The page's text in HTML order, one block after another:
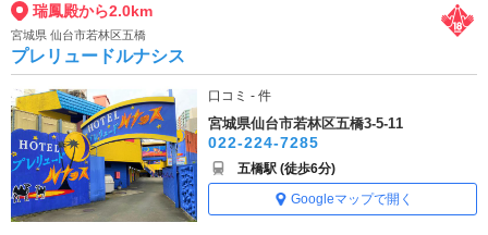
瑞鳳殿から2.0km
宮城県 仙台市若林区五橋
プレリュードルナシス
口コミ - 件
宮城県仙台市若林区五橋3-5-11
022-224-7285
五橋駅 (徒歩6分)
Googleマップで開く